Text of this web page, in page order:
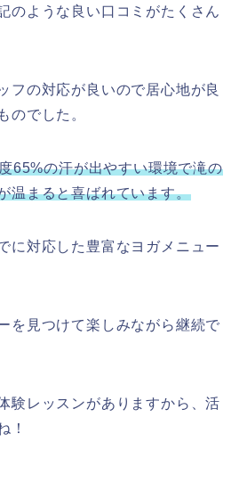
のような良い口コミがたくさん
フの対応が良いので居心地が良
のでした。
65%の汗が出やすい環境で滝の
温まると喜ばれています。
に対応した豊富なヨガメニュー
を見つけて楽しみながら継続で
験レッスンがありますから、活
！